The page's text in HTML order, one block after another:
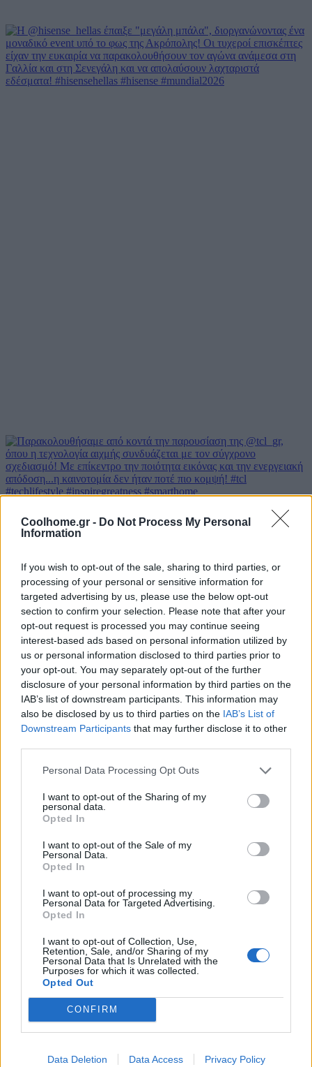
Coolhome.gr - Do Not Process My Personal
Information
If you wish to opt-out of the sale, sharing to third parties, or
processing of your personal or sensitive information for
targeted advertising by us, please use the below opt-out
section to confirm your selection. Please note that after your
opt-out request is processed you may continue seeing
interest-based ads based on personal information utilized by
us or personal information disclosed to third parties prior to
your opt-out. You may separately opt-out of the further
disclosure of your personal information by third parties on the
IAB’s list of downstream participants. This information may
also be disclosed by us to third parties on the IAB’s List of
Downstream Participants that may further disclose it to other
Personal Data Processing Opt Outs
I want to opt-out of the Sharing of my
personal data.
Opted In
I want to opt-out of the Sale of my
Personal Data.
Opted In
I want to opt-out of processing my
Personal Data for Targeted Advertising.
Opted In
I want to opt-out of Collection, Use,
Retention, Sale, and/or Sharing of my
Personal Data that Is Unrelated with the
Purposes for which it was collected.
Opted Out
CONFIRM
Data Deletion Data Access Privacy Policy